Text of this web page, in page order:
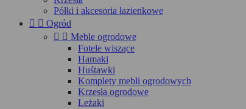
Półki i akcesoria łazienkowe
  Ogród
  Meble ogrodowe
Fotele wiszące
Hamaki
Huśtawki
Komplety mebli ogrodowych
Krzesła ogrodowe
Leżaki